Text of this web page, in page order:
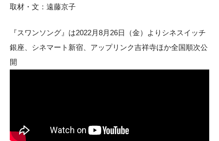
取材・文：遠藤京子
『スワンソング』は2022月8月26日（金）よりシネスイッチ
銀座、シネマート新宿、アップリンク吉祥寺ほか全国順次公
開